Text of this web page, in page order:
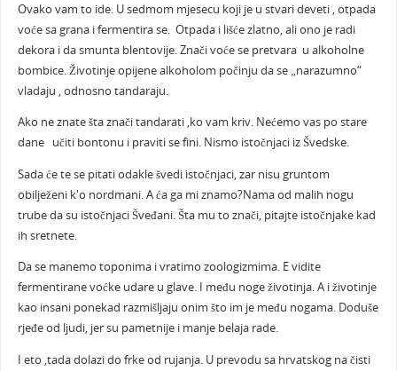
Ovako vam to ide. U sedmom mjesecu koji je u stvari deveti , otpada
voće sa grana i fermentira se. Otpada i lišće zlatno, ali ono je radi
dekora i da smunta blentovije. Znači voće se pretvara u alkoholne
bombice. Životinje opijene alkoholom počinju da se „narazumno“
vladaju , odnosno tandaraju.
Ako ne znate šta znači tandarati ,ko vam kriv. Nećemo vas po stare
dane učiti bontonu i praviti se fini. Nismo istočnjaci iz Švedske.
Sada će te se pitati odakle švedi istočnjaci, zar nisu gruntom
obilježeni k'o nordmani. A ća ga mi znamo?Nama od malih nogu
trube da su istočnjaci Šveđani. Šta mu to znači, pitajte istočnjake kad
ih sretnete.
Da se manemo toponima i vratimo zoologizmima. E vidite
fermentirane voćke udare u glave. I među noge životinja. A i životinje
kao insani ponekad razmišljaju onim što im je među nogama. Doduše
rjeđe od ljudi, jer su pametnije i manje belaja rade.
I eto ,tada dolazi do frke od rujanja. U prevodu sa hrvatskog na čisti